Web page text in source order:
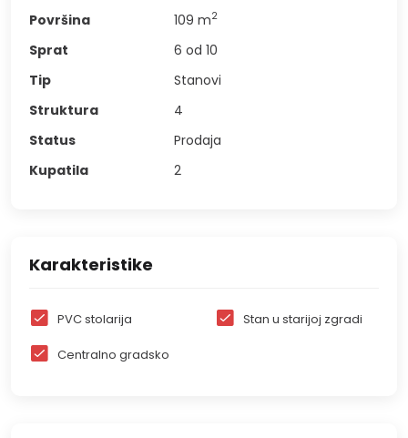
Površina
109 m2
Sprat
6 od 10
Tip
Stanovi
Struktura
4
Status
Prodaja
Kupatila
2
Karakteristike
PVC stolarija Stan u starijoj zgradi
Centralno gradsko